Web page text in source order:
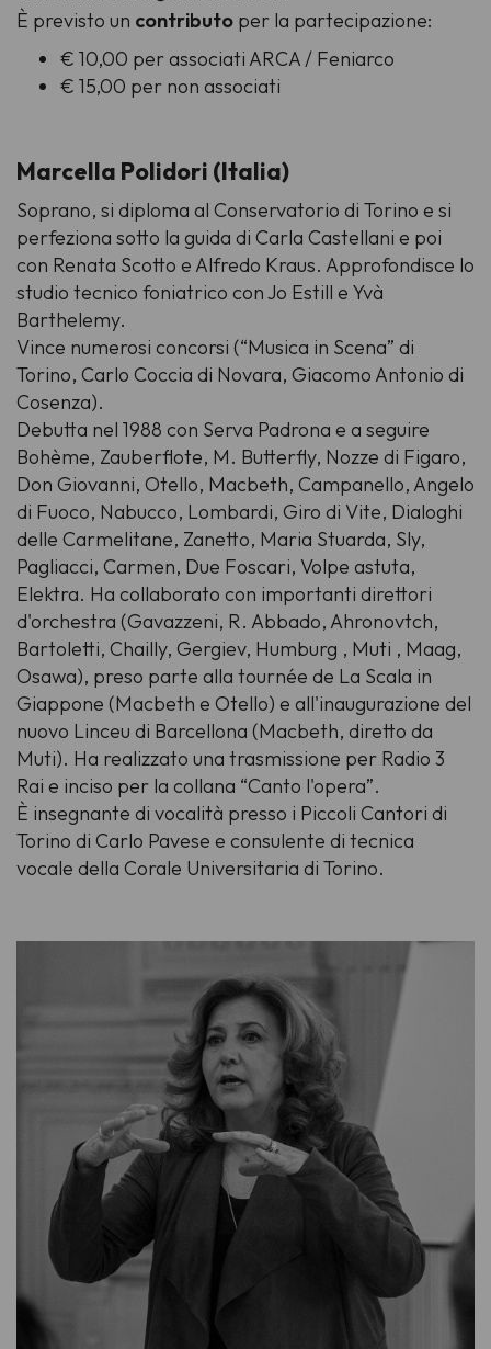
È previsto un contributo per la partecipazione:
€ 10,00 per associati ARCA / Feniarco
€ 15,00 per non associati
Marcella Polidori (Italia)
Soprano, si diploma al Conservatorio di Torino e si
perfeziona sotto la guida di Carla Castellani e poi
con Renata Scotto e Alfredo Kraus. Approfondisce lo
studio tecnico foniatrico con Jo Estill e Yvà
Barthelemy.
Vince numerosi concorsi (“Musica in Scena” di
Torino, Carlo Coccia di Novara, Giacomo Antonio di
Cosenza).
Debutta nel 1988 con Serva Padrona e a seguire
Bohème, Zauberflote, M. Butterfly, Nozze di Figaro,
Don Giovanni, Otello, Macbeth, Campanello, Angelo
di Fuoco, Nabucco, Lombardi, Giro di Vite, Dialoghi
delle Carmelitane, Zanetto, Maria Stuarda, Sly,
Pagliacci, Carmen, Due Foscari, Volpe astuta,
Elektra. Ha collaborato con importanti direttori
d'orchestra (Gavazzeni, R. Abbado, Ahronovtch,
Bartoletti, Chailly, Gergiev, Humburg , Muti , Maag,
Osawa), preso parte alla tournée de La Scala in
Giappone (Macbeth e Otello) e all'inaugurazione del
nuovo Linceu di Barcellona (Macbeth, diretto da
Muti). Ha realizzato una trasmissione per Radio 3
Rai e inciso per la collana “Canto l'opera”.
È insegnante di vocalità presso i Piccoli Cantori di
Torino di Carlo Pavese e consulente di tecnica
vocale della Corale Universitaria di Torino.